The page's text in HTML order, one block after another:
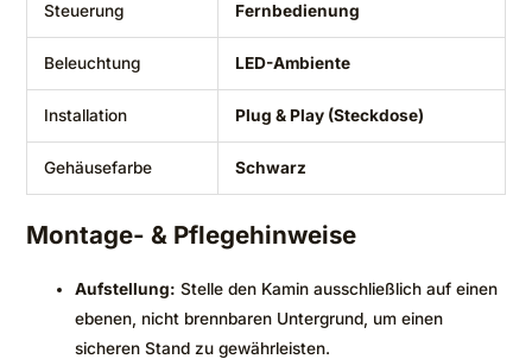
Steuerung Fernbedienung
Beleuchtung LED-Ambiente
Installation Plug & Play (Steckdose)
Gehäusefarbe Schwarz
Montage- & Pflegehinweise
Aufstellung: Stelle den Kamin ausschließlich auf einen
ebenen, nicht brennbaren Untergrund, um einen
sicheren Stand zu gewährleisten.